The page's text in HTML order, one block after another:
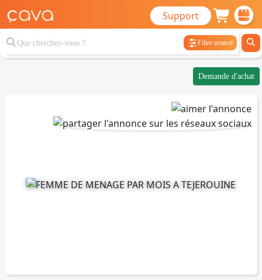
Support
Filtre avancé
Demande d'achat